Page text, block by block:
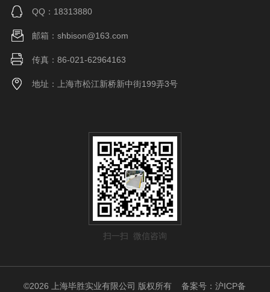
QQ：18313880
邮箱：shbison@163.com
传真：86-021-62964163
地址：上海市松江新桥新中街199弄3号
扫一扫 微信咨询
©2026 上海毕胜实业有限公司 版权所有备案号：沪ICP备